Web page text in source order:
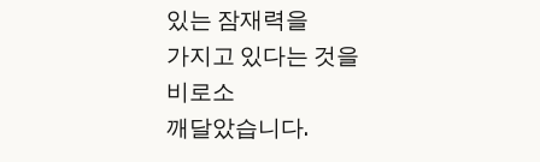
있는 잠재력을
가지고 있다는 것을
비로소
깨달았습니다.